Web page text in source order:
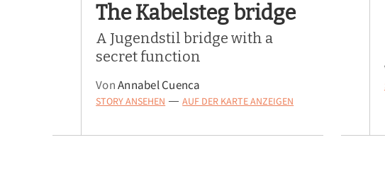
The Kabelsteg bridge
A Jugendstil bridge with a
secret function
VonAnnabel Cuenca
STORY ANSEHEN — AUF DER KARTE ANZEIGEN